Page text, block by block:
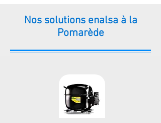
Nos solutions enalsa à la
Pomarède